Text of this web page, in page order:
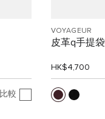
比較
VOYAGEUR
皮革q手提袋
HK$4,700